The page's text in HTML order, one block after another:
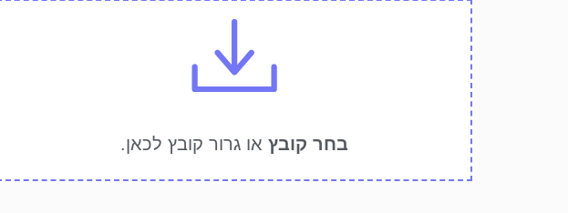
בחר קובץ או גרור קובץ לכאן.